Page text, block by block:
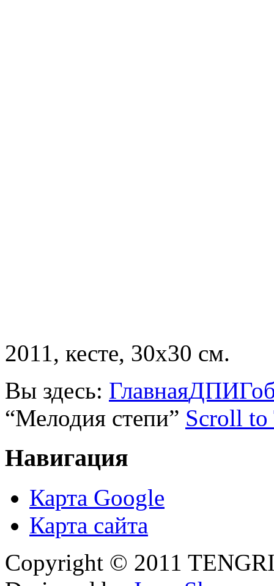
2011, кесте, 30х30 см.
Вы здесь: ГлавнаяДПИ
“Мелодия степи” Scroll to
Навигация
Карта Google
Карта сайта
Copyright © 2011